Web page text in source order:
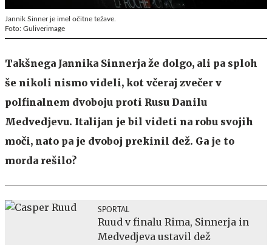
Jannik Sinner je imel očitne težave.
Foto: Guliverimage
Takšnega Jannika Sinnerja že dolgo, ali pa sploh
še nikoli nismo videli, kot včeraj zvečer v
polfinalnem dvoboju proti Rusu Danilu
Medvedjevu. Italijan je bil videti na robu svojih
moči, nato pa je dvoboj prekinil dež. Ga je to
morda rešilo?
SPORTAL
Ruud v finalu Rima, Sinnerja in
Medvedjeva ustavil dež